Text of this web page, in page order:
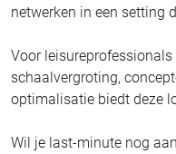
netwerken in een setting
Voor
schaalvergroting,
optimalisatie biedt deze
Wil je last-minute nog